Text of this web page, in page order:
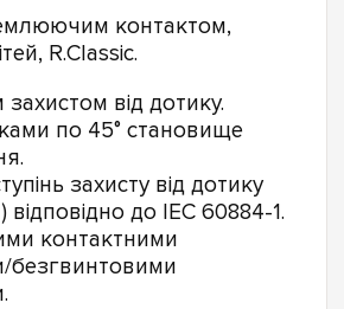
контактом,
R.Classic.
від дотику.
по 45° становище
захисту від дотику
відповідно до IEC 60884-1.
контактними
безгвинтовими